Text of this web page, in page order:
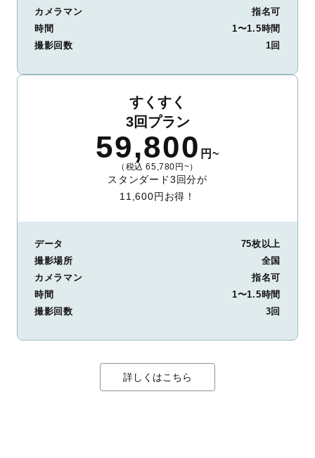
カメラマン
指名可
時間
1〜1.5時間
撮影回数
1回
すくすく
3回プラン
59,800 円~
（税込 65,780円~）
スタンダード3回分が
11,600円お得！
データ
75枚以上
撮影場所
全国
カメラマン
指名可
時間
1〜1.5時間
撮影回数
3回
詳しくはこちら